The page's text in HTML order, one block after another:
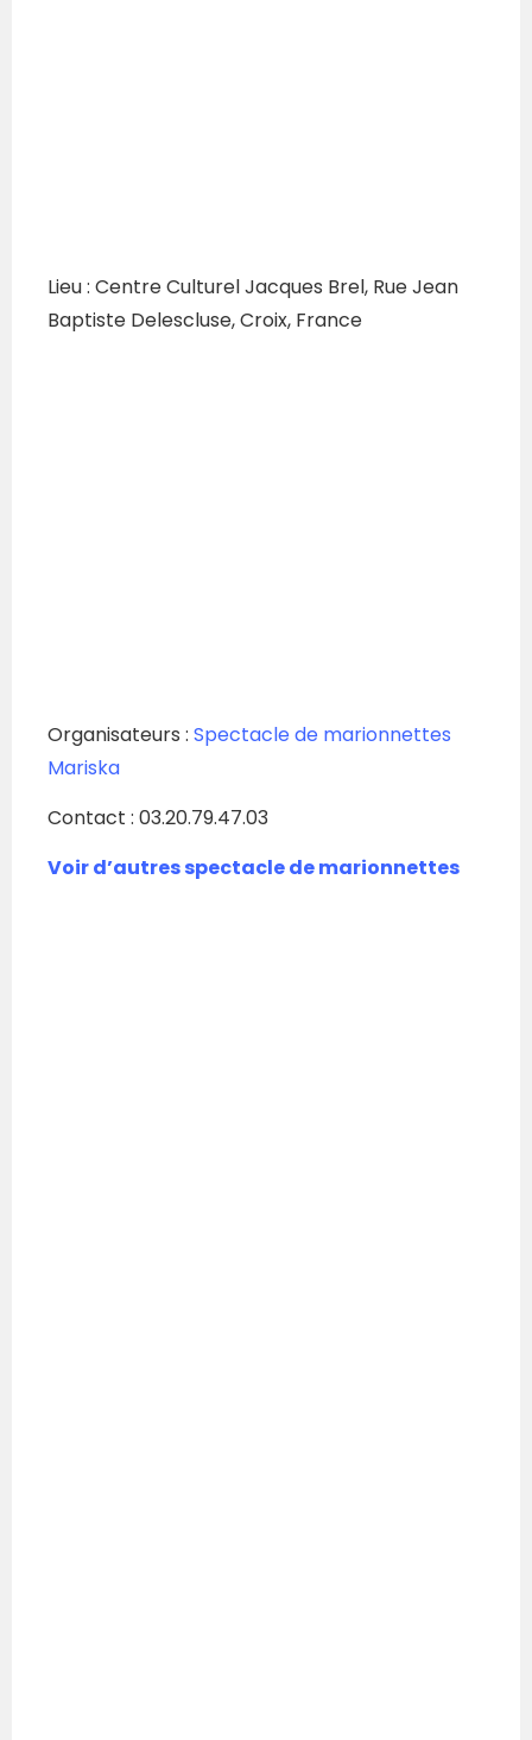
Lieu : Centre Culturel Jacques Brel, Rue Jean
Baptiste Delescluse, Croix, France
Organisateurs : Spectacle de marionnettes
Mariska
Contact : 03.20.79.47.03
Voir d’autres spectacle de marionnettes